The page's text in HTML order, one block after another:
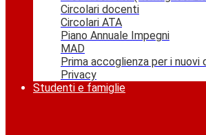
Circolari docenti
Circolari ATA
Piano Annuale Impegni
MAD
Prima accoglienza per i nuovi
Privacy
Studenti e famiglie